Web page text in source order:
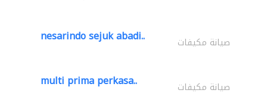
nesarindo sejuk abadi.. صيانة مكيفات
multi prima perkasa.. صيانة مكيفات